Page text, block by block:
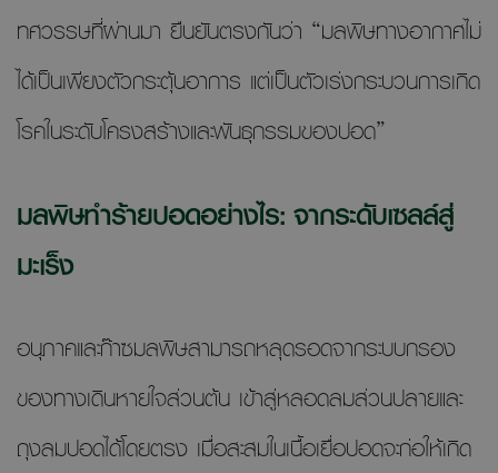
ทศวรรษที่ผ่านมา ยืนยันตรงกันว่า “มลพิษทางอากาศไม่
ได้เป็นเพียงตัวกระตุ้นอาการ แต่เป็นตัวเร่งกระบวนการเกิด
โรคในระดับโครงสร้างและพันธุกรรมของปอด”
มลพิษทำร้ายปอดอย่างไร: จากระดับเซลล์สู่
มะเร็ง
อนุภาคและก๊าซมลพิษสามารถหลุดรอดจากระบบกรอง
ของทางเดินหายใจส่วนต้น เข้าสู่หลอดลมส่วนปลายและ
ถุงลมปอดได้โดยตรง เมื่อสะสมในเนื้อเยื่อปอดจะก่อให้เกิด